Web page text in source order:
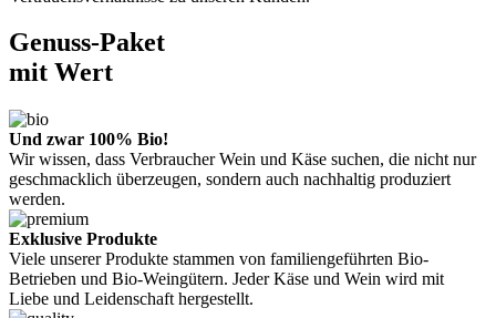
Genuss-Paket
mit Wert
Und zwar 100% Bio!
Wir wissen, dass Verbraucher Wein und Käse suchen, die nicht nur
geschmacklich überzeugen, sondern auch nachhaltig produziert
werden.
Exklusive Produkte
Viele unserer Produkte stammen von familiengeführten Bio-
Betrieben und Bio-Weingütern. Jeder Käse und Wein wird mit
Liebe und Leidenschaft hergestellt.